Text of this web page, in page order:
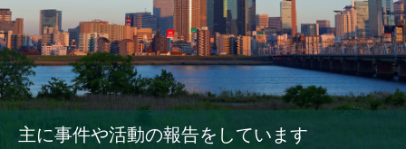
主に事件や活動の報告をしています
民法協とは
民主法律時報
決議・声明・意見書